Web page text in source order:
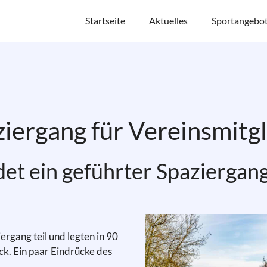
Startseite Aktuelles
für
ein geführter
teil und legten in 90
Ein paar Eindrücke des